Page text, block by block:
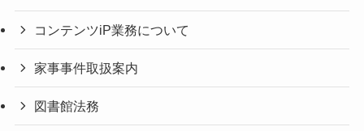
コンテンツiP業務について
家事事件取扱案内
図書館法務